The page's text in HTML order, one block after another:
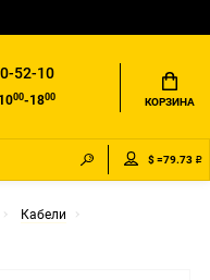
52-10
00-1800 КОРЗИНА
$ =79.73 ₽
Кабели